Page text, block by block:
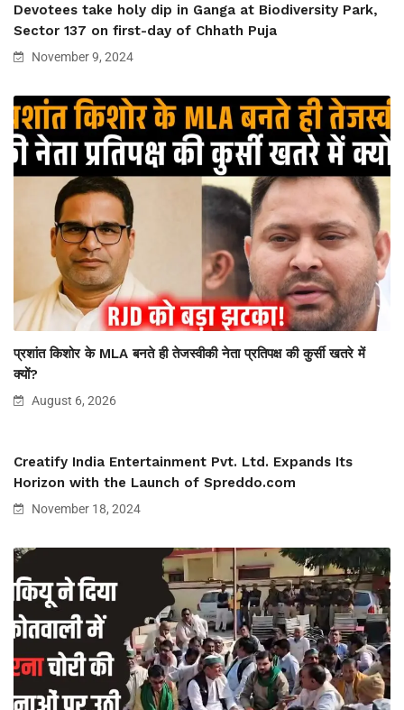
Devotees take holy dip in Ganga at Biodiversity Park,
Sector 137 on first-day of Chhath Puja
November 9, 2024
प्रशांत किशोर के MLA बनते ही तेजस्वीकी नेता प्रतिपक्ष की कुर्सी खतरे में
क्यों?
August 6, 2026
Creatify India Entertainment Pvt. Ltd. Expands Its
Horizon with the Launch of Spreddo.com
November 18, 2024